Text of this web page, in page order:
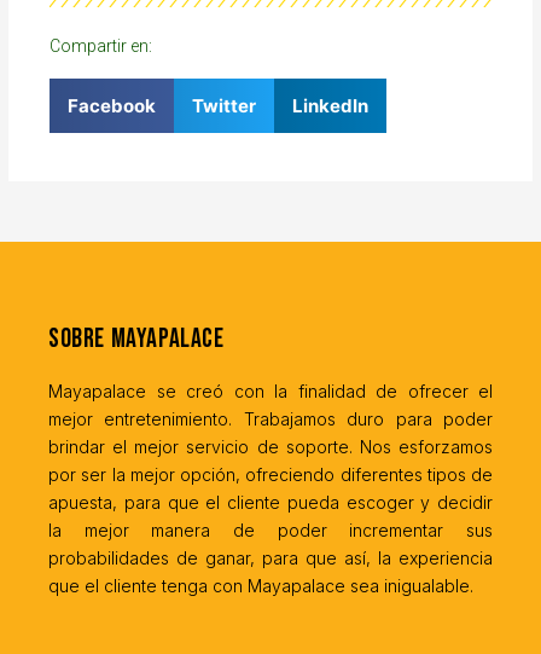
Compartir en:
Facebook Twitter LinkedIn
Sobre MayaPalace
Mayapalace se creó con la finalidad de ofrecer el
mejor entretenimiento. Trabajamos duro para poder
brindar el mejor servicio de soporte. Nos esforzamos
por ser la mejor opción, ofreciendo diferentes tipos de
apuesta, para que el cliente pueda escoger y decidir
la mejor manera de poder incrementar sus
probabilidades de ganar, para que así, la experiencia
que el cliente tenga con Mayapalace sea inigualable.